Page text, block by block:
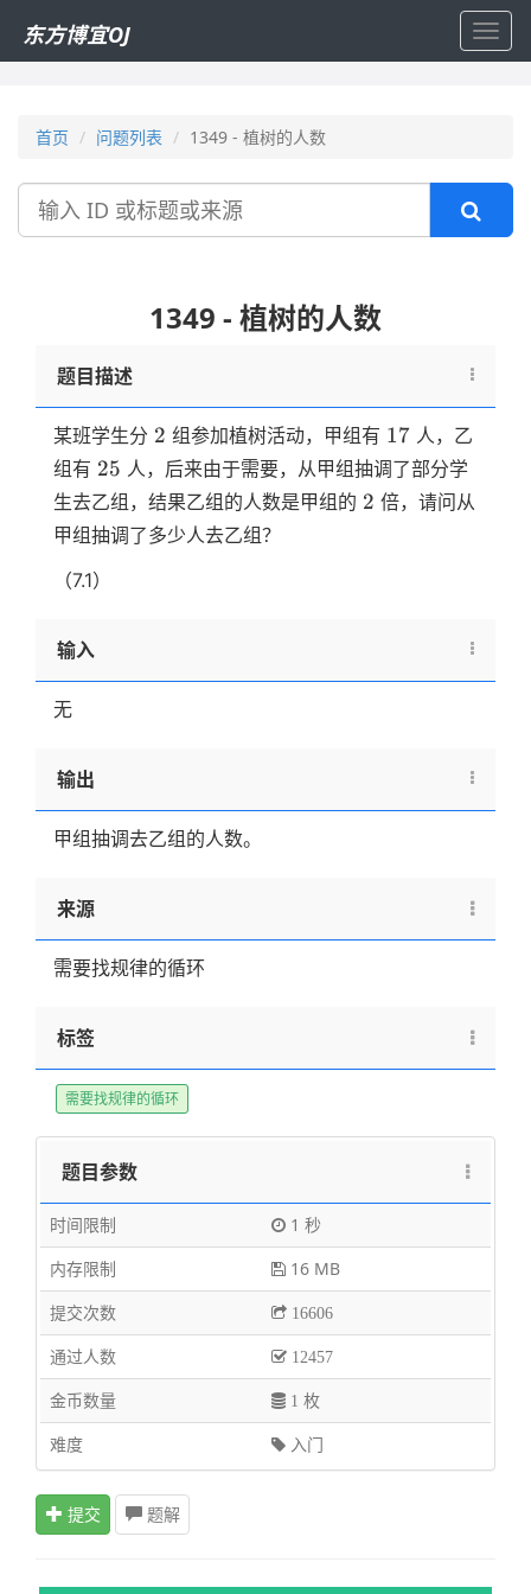
东方博宜OJ
首页 问题列表 1349 - 植树的人数
搜
1349 - 植树的人数
题目描述
某班学生分 2
2 组参加植树活动，甲组有 17
17 人，乙
组有 25
25 人，后来由于需要，从甲组抽调了部分学
生去乙组，结果乙组的人数是甲组的 2
2 倍，请问从
甲组抽调了多少人去乙组？
（7.1）
输入
无
输出
甲组抽调去乙组的人数。
来源
需要找规律的循环
标签
需要找规律的循环
题目参数
时间限制
1 秒
内存限制
16 MB
提交次数
16606
通过人数 12457
金币数量 1 枚
难度 入门
提交 题解